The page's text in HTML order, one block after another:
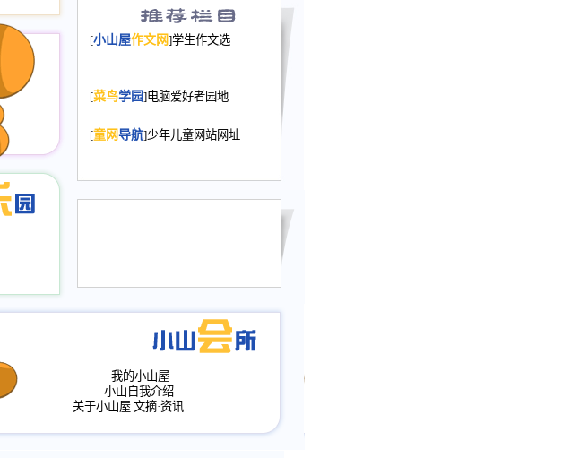
次注册全部通行。
2008.12.12家园网正式运行，域
年，2009版提前启用，小山屋全面
小山画廊均增加多个新栏目。。
评分、顶功能，作文宝典改版。
[小山屋作文网]学生作文选
[菜鸟学园]电脑爱好者园地
[童网导航]少年儿童网站网址
我的小山屋
小山自我介绍
关于小山屋 文摘·资讯 ……